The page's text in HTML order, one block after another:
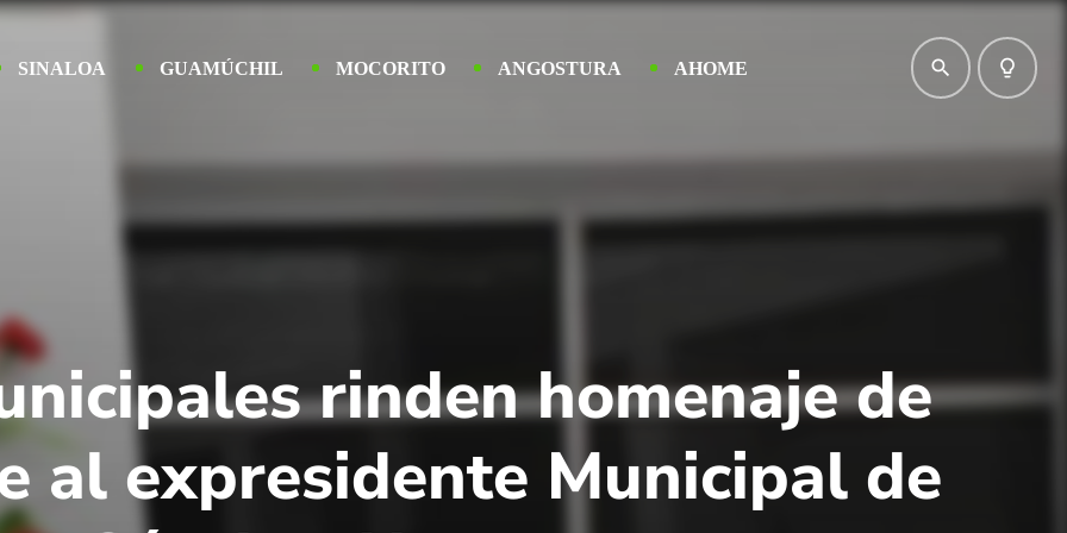
SINALOA GUAMÚCHIL MOCORITO ANGOSTURA AHOME search lightbulb_outline
rinden homenaje de
al expresidente Municipal de